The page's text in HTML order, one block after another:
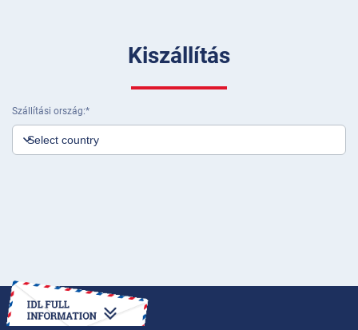
Kiszállítás
Szállítási ország
HOGYAN LEHET